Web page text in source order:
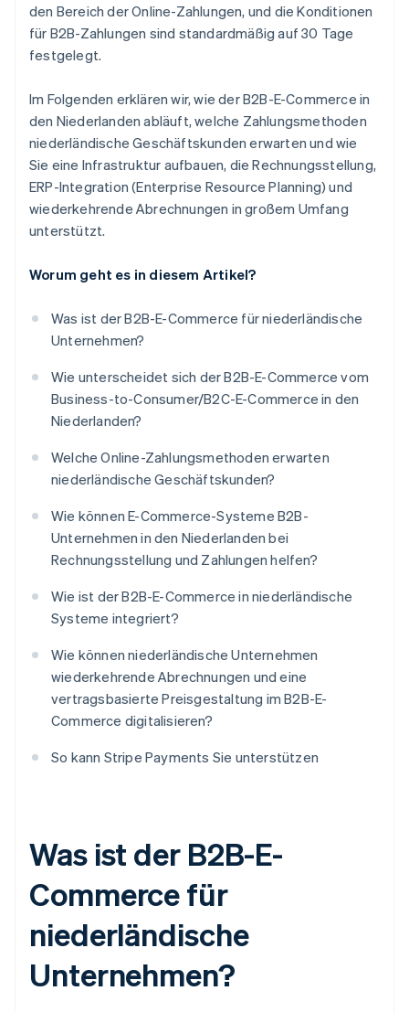
den Bereich der Online-Zahlungen, und die Konditionen
für B2B-Zahlungen sind standardmäßig auf 30 Tage
festgelegt.
Im Folgenden erklären wir, wie der B2B-E-Commerce in
den Niederlanden abläuft, welche Zahlungsmethoden
niederländische Geschäftskunden erwarten und wie
Sie eine Infrastruktur aufbauen, die Rechnungsstellung,
ERP-Integration (Enterprise Resource Planning) und
wiederkehrende Abrechnungen in großem Umfang
unterstützt.
Worum geht es in diesem Artikel?
Was ist der B2B-E-Commerce für niederländische
Unternehmen?
Wie unterscheidet sich der B2B-E-Commerce vom
Business-to-Consumer/B2C-E-Commerce in den
Niederlanden?
Welche Online-Zahlungsmethoden erwarten
niederländische Geschäftskunden?
Wie können E-Commerce-Systeme B2B-
Unternehmen in den Niederlanden bei
Rechnungsstellung und Zahlungen helfen?
Wie ist der B2B-E-Commerce in niederländische
Systeme integriert?
Wie können niederländische Unternehmen
wiederkehrende Abrechnungen und eine
vertragsbasierte Preisgestaltung im B2B-E-
Commerce digitalisieren?
So kann Stripe Payments Sie unterstützen
Was ist der B2B-E-
Commerce für
niederländische
Unternehmen?